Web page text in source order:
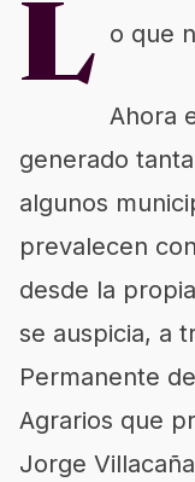
L o que
Ahora
generado
algunos
prevalecen
desde la
se auspicia, a
Permanente
Agrarios que
Jorge